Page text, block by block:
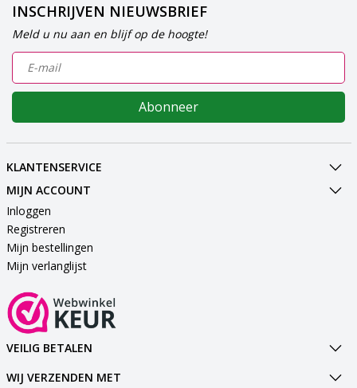
INSCHRIJVEN NIEUWSBRIEF
Meld u nu aan en blijf op de hoogte!
Abonneer
KLANTENSERVICE
MIJN ACCOUNT
Inloggen
Registreren
Mijn bestellingen
Mijn verlanglijst
VEILIG BETALEN
WIJ VERZENDEN MET